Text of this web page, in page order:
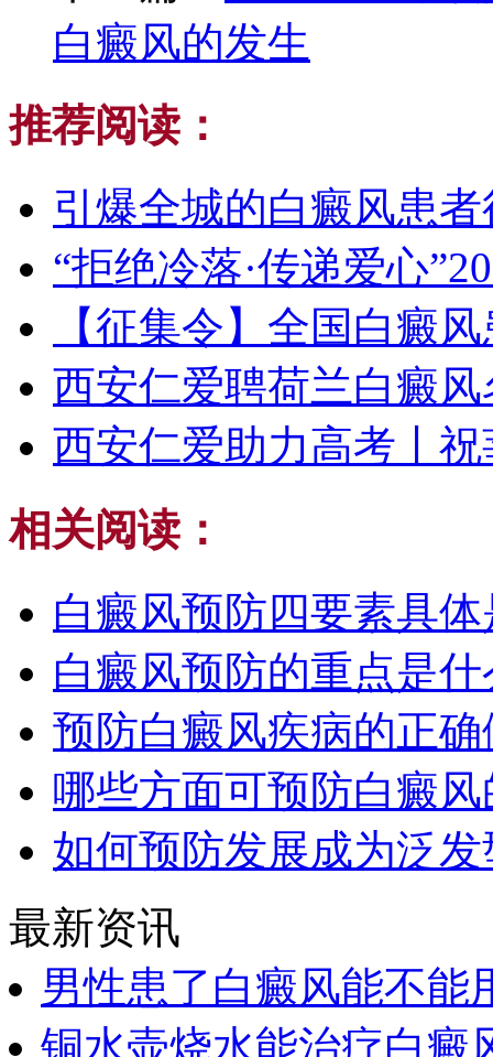
白癜风的发生
推荐阅读：
引爆全城的白癜风患
“拒绝冷落·传递爱心
【征集令】全国白癜
西安仁爱聘荷兰白癜
西安仁爱助力高考丨
相关阅读：
白癜风预防四要素具
白癜风预防的重点是什
预防白癜风疾病的正
哪些方面可预防白癜
如何预防发展成为泛
最新资讯
男性患了白癜风能不能
铜水壶烧水能治疗白癜